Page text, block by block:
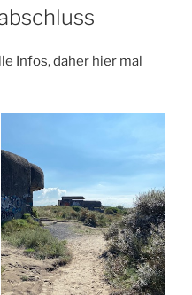
Infos, daher hier mal